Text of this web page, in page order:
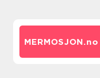
MERMOSJON.no